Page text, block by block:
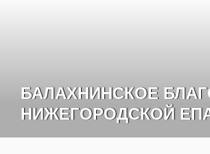
БАЛАХНИНСКОЕ
НИЖЕГОРОДСКОЙ